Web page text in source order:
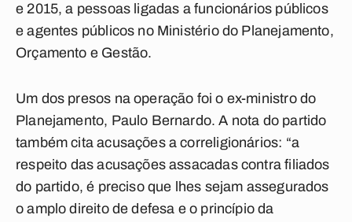
e 2015, a pessoas ligadas a funcionários públicos
e agentes públicos no Ministério do Planejamento,
Orçamento e Gestão.
Um dos presos na operação foi o ex-ministro do
Planejamento, Paulo Bernardo. A nota do partido
também cita acusações a correligionários: “a
respeito das acusações assacadas contra filiados
do partido, é preciso que lhes sejam assegurados
o amplo direito de defesa e o princípio da